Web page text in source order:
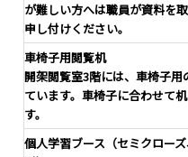
が難しい方へは職員が資料を
申し付けください。
車椅子用閲覧机
開架閲覧室3階には、車椅子用
ています。車椅子に合わせて
す。
個人学習ブース（セミクロー